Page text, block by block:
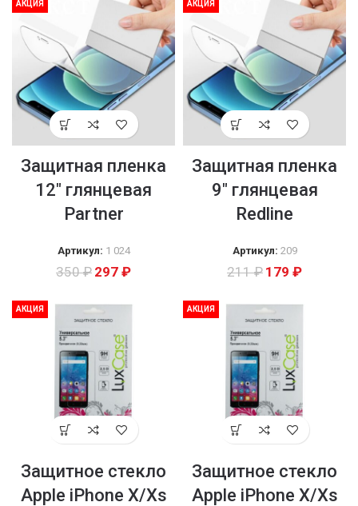
АКЦИЯ
Защитная пленка
12″ глянцевая
Partner
Артикул: 1 024
350₽ 297 ₽
АКЦИЯ
Защитная пленка
9″ глянцевая
Redline
Артикул: 209
211₽ 179 ₽
АКЦИЯ
Защитное стекло
Apple iPhone X/Xs
АКЦИЯ
Защитное стекло
Apple iPhone X/Xs